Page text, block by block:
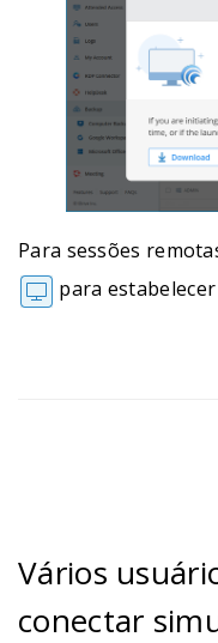
Para sessões
para
Vários
conectar